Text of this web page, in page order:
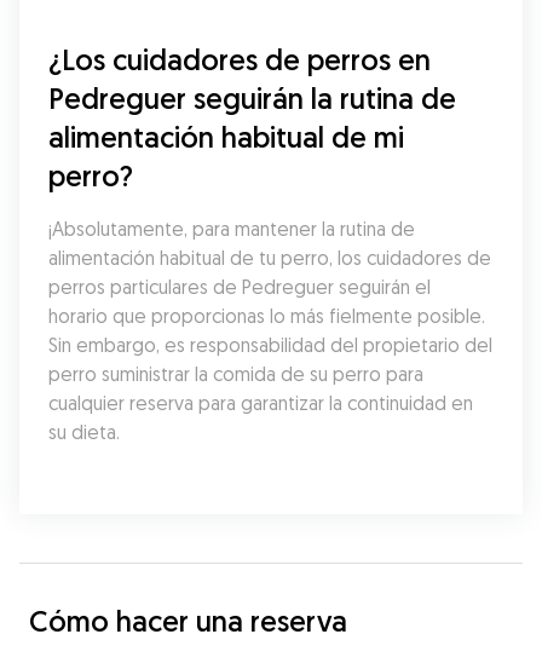
¿Los cuidadores de perros en
Pedreguer seguirán la rutina de
alimentación habitual de mi
perro?
¡Absolutamente, para mantener la rutina de
alimentación habitual de tu perro, los cuidadores de
perros particulares de Pedreguer seguirán el
horario que proporcionas lo más fielmente posible.
Sin embargo, es responsabilidad del propietario del
perro suministrar la comida de su perro para
cualquier reserva para garantizar la continuidad en
su dieta.
Cómo hacer una reserva